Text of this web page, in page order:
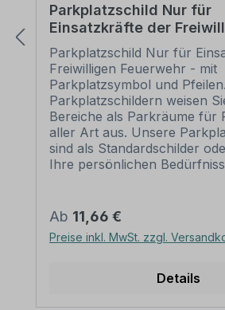
Parkplatzschild Nur für
Einsatzkräfte der
Feuerwehr - mit
und Pfeilen
Parkplatzschild Nur für
Freiwilligen Feuerwehr - mit
Parkplatzsymbol und
Parkplatzschildern weisen
Bereiche als Parkräume für
aller Art aus. Unsere
sind als Standardschilder
Ihre persönlichen
Einzelparkplätzen wie auch
Parkräumen oder
Städte, Gemeinden und
/ Parkplatzhinweises Nur für
Regulärer Preis:
Ab 11,66 €
Preise inkl. MwSt. zzgl.
Details